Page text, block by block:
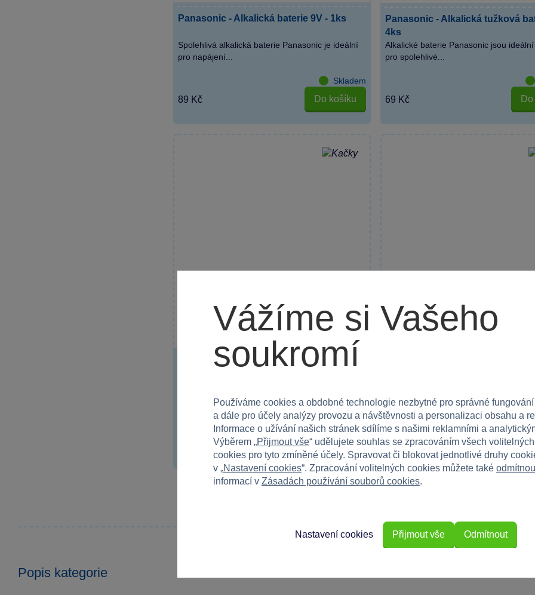
Panasonic - Alkalická baterie 9V - 1ks
Spolehlivá alkalická baterie Panasonic je ideální
pro napájení...
Skladem
89 Kč Do košíku
Panasonic - Alkalická tužková
4ks
Alkalické baterie Panasonic jsou
pro spolehlivé...
69 Kč
Panasonic - Alkalická mikrotužková
energii pro...
Skladem
Do košíku
Power poskytují...
59 Kč Do
Popis kategorie
Vážíme si Vašeho
soukromí
Používáme cookies a obdobné technologie nezbytné pro správné
a dále pro účely analýzy provozu a návštěvnosti a personalizaci obsahu a
Informace o užívání našich stránek sdílíme s našimi reklamními a
Výběrem „Přijmout vše“ udělujete souhlas se zpracováním všech
cookies pro tyto zmíněné účely. Spravovat či blokovat jednotlivé druhy
v „Nastavení cookies“. Zpracování volitelných cookies můžete také
informací v Zásadách používání souborů cookies.
Odmítnout
Nastavení cookies Přijmout vše